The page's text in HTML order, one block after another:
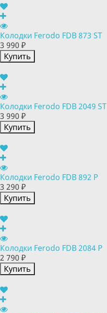
Колодки Ferodo FDB 873 ST
3 990 ₽
Купить
Колодки Ferodo FDB 2049 ST
3 990 ₽
Купить
Колодки Ferodo FDB 892 P
3 290 ₽
Купить
Колодки Ferodo FDB 2084 P
2 790 ₽
Купить